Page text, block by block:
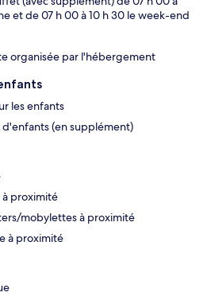
et de 07 h 00 à 10 h 30 le week-end
organisée par l'hébergement
les enfants
(en supplément)
à proximité
mobylettes à proximité
à proximité